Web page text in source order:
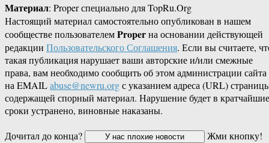
Материал: Proper специально для TopRu.Org
Настоящий материал самостоятельно опубликован в нашем
сообществе пользователемProperна основании действующей
редакции Пользовательского Соглашения. Если вы считаете,
такая публикация нарушает ваши авторские и/или смежные
права, вам необходимо сообщить об этом администрации сайта
на EMAILabuse@newru.orgс указанием адреса (URL)
содержащей спорный материал. Нарушение будет в кратчайшие
сроки устранено, виновные наказаны.
Дочитал до конца?
Жми кнопку!